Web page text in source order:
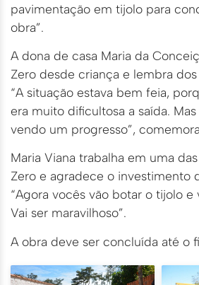
pavimentação em tijolo para
obra”.
A dona de casa Maria da
Zero desde criança e lembra
“A situação estava bem feia,
era muito dificultosa a saída.
vendo um progresso”,
Maria Viana trabalha em uma
Zero e agradece o investimento
“Agora vocês vão botar o tijolo e
Vai ser maravilhoso”.
A obra deve ser concluída até o